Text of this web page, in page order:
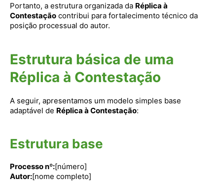
Portanto, a estrutura organizada da Réplica à
Contestação contribui para fortalecimento técnico da
posição processual do autor.
Estrutura básica de uma
Réplica à Contestação
A seguir, apresentamos um modelo simples base
adaptável de Réplica à Contestação:
Estrutura base
Processo nº:[número]
Autor:[nome completo]